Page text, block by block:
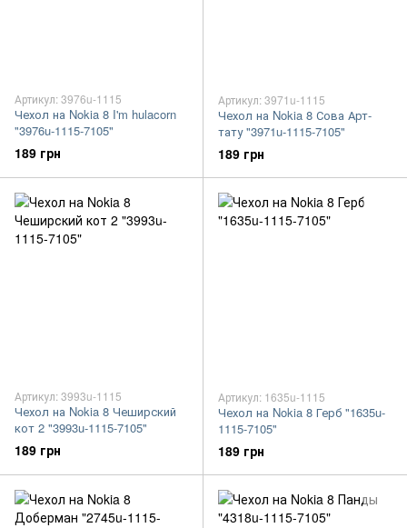
Артикул: 3976u-1115
Чехол на Nokia 8 I'm hulacorn
"3976u-1115-7105"
189 грн
Артикул: 3971u-1115
Чехол на Nokia 8 Сова Арт-
тату "3971u-1115-7105"
189 грн
Артикул: 3993u-1115
Чехол на Nokia 8 Чеширский
кот 2 "3993u-1115-7105"
189 грн
Артикул: 1635u-1115
Чехол на Nokia 8 Герб "1635u-
1115-7105"
189 грн